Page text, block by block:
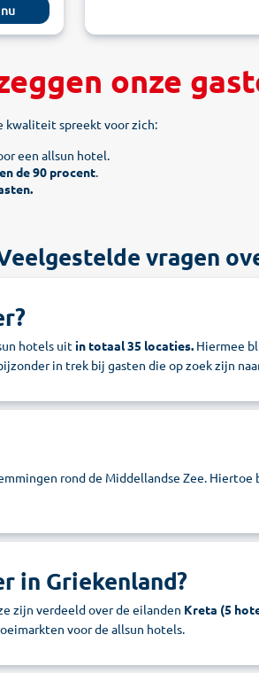
onze
kwaliteit spreekt voor zich:
een allsun hotel.
de 90 procent
vragen
hotels uit in totaal 35 locaties. Hiermee
in trek bij gasten die op zoek zijn
rond de Middellandse Zee. Hiertoe
in Griekenland?
zijn verdeeld over de eilanden Kreta (5
voor de allsun hotels.